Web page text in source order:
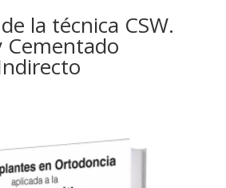
la técnica CSW.
Cementado